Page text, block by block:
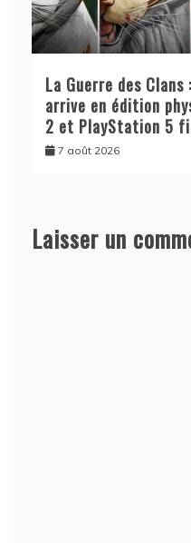
La Guerre des
arrive en édition
2 et PlayStation 5
7 août 2026
Laisser un